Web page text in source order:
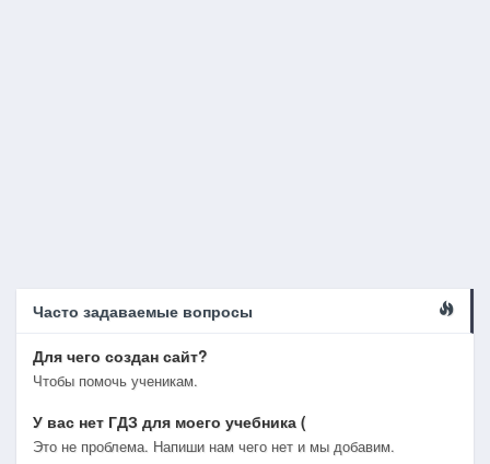
Часто задаваемые вопросы
Для чего создан сайт?
Чтобы помочь ученикам.
У вас нет ГДЗ для моего учебника (
Это не проблема. Напиши нам чего нет и мы добавим.